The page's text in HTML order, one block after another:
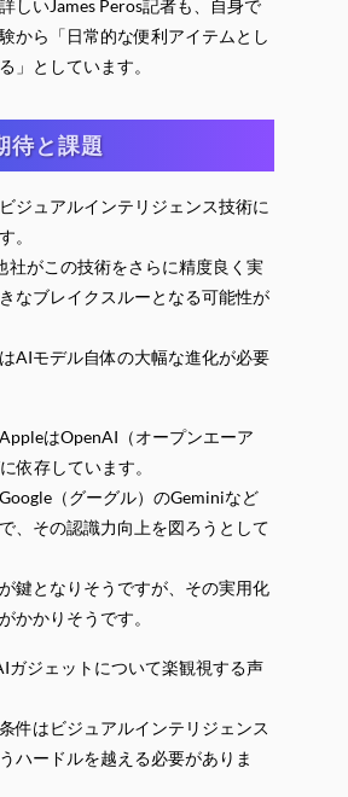
しいJames Peros記者も、自身で
から「日常的な便利アイテムとし
」としています。
待と課題
ジュアルインテリジェンス技術に
。
社がこの技術をさらに精度良く実
なブレイクスルーとなる可能性が
AIモデル自体の大幅な進化が必要
はOpenAI（オープンエーア
依存しています。
（グーグル）のGeminiなど
、その認識力向上を図ろうとして
鍵となりそうですが、その実用化
かかりそうです。
ガジェットについて楽観視する声
件はビジュアルインテリジェンス
ハードルを越える必要がありま